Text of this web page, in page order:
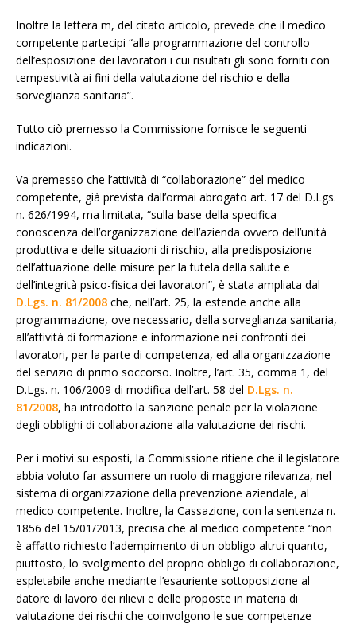
Inoltre la lettera m, del citato articolo, prevede che il medico
competente partecipi “alla programmazione del controllo
dell’esposizione dei lavoratori i cui risultati gli sono forniti con
tempestività ai fini della valutazione del rischio e della
sorveglianza sanitaria”.
Tutto ciò premesso la Commissione fornisce le seguenti
indicazioni.
Va premesso che l’attività di “collaborazione” del medico
competente, già prevista dall’ormai abrogato art. 17 del D.Lgs.
n. 626/1994, ma limitata, “sulla base della specifica
conoscenza dell’organizzazione dell’azienda ovvero dell’unità
produttiva e delle situazioni di rischio, alla predisposizione
dell’attuazione delle misure per la tutela della salute e
dell’integrità psico-fisica dei lavoratori”, è stata ampliata dal
D.Lgs. n. 81/2008 che, nell’art. 25, la estende anche alla
programmazione, ove necessario, della sorveglianza sanitaria,
all’attività di formazione e informazione nei confronti dei
lavoratori, per la parte di competenza, ed alla organizzazione
del servizio di primo soccorso. Inoltre, l’art. 35, comma 1, del
D.Lgs. n. 106/2009 di modifica dell’art. 58 del D.Lgs. n.
81/2008, ha introdotto la sanzione penale per la violazione
degli obblighi di collaborazione alla valutazione dei rischi.
Per i motivi su esposti, la Commissione ritiene che il legislatore
abbia voluto far assumere un ruolo di maggiore rilevanza, nel
sistema di organizzazione della prevenzione aziendale, al
medico competente. Inoltre, la Cassazione, con la sentenza n.
1856 del 15/01/2013, precisa che al medico competente “non
è affatto richiesto l’adempimento di un obbligo altrui quanto,
piuttosto, lo svolgimento del proprio obbligo di collaborazione,
espletabile anche mediante l’esauriente sottoposizione al
datore di lavoro dei rilievi e delle proposte in materia di
valutazione dei rischi che coinvolgono le sue competenze